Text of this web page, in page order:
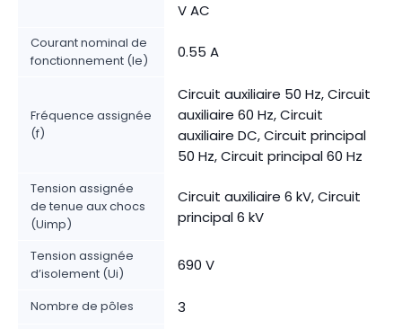
V AC
Courant nominal de
fonctionnement (Ie)
0.55 A
Fréquence assignée
(f)
Circuit auxiliaire 50 Hz, Circuit
auxiliaire 60 Hz, Circuit
auxiliaire DC, Circuit principal
50 Hz, Circuit principal 60 Hz
Tension assignée
de tenue aux chocs
(Uimp)
Circuit auxiliaire 6 kV, Circuit
principal 6 kV
Tension assignée
d’isolement (Ui)
690 V
Nombre de pôles 3